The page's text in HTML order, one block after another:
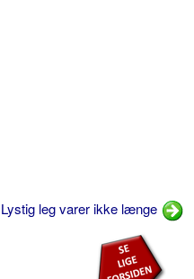
leg varer ikke længe